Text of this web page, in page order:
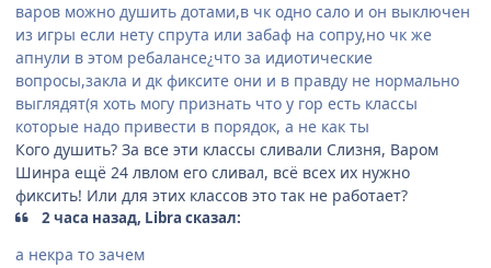
варов можно душить дотами,в чк одно сало и он выключен
из игры если нету спрута или забаф на сопру,но чк же
апнули в этом ребалансе¿что за идиотические
вопросы,закла и дк фиксите они и в правду не нормально
выглядят(я хоть могу признать что у гор есть классы
которые надо привести в порядок, а не как ты
Кого душить? За все эти классы сливали Слизня, Варом
Шинра ещё 24 лвлом его сливал, всё всех их нужно
фиксить! Или для этих классов это так не работает?
2 часа назад, Libra сказал:
а некра то зачем